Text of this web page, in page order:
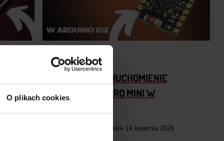
O plikach cookies
PORADNIKI
PIERWSZE URUCHOMIENIE
ESP32-C6-ZERO MINI W
Piotr Rudziński• 14 kwietnia 2026